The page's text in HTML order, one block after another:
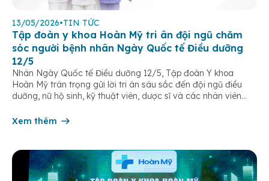
13/05/2026•TIN TỨC
Tập đoàn y khoa Hoàn Mỹ tri ân đội ngũ chăm
sóc người bệnh nhân Ngày Quốc tế Điều dưỡng
12/5
Nhân Ngày Quốc tế Điều dưỡng 12/5, Tập đoàn Y khoa
Hoàn Mỹ trân trọng gửi lời tri ân sâu sắc đến đội ngũ điều
dưỡng, nữ hộ sinh, kỹ thuật viên, dược sĩ và các nhân viên
âm thầm đồng hành trên […]
Xem thêm